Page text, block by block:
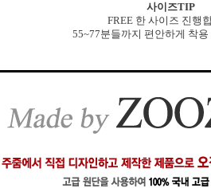
사이즈TIP
FREE 한 사이즈 진행
55~77분들까지 편안하게 착